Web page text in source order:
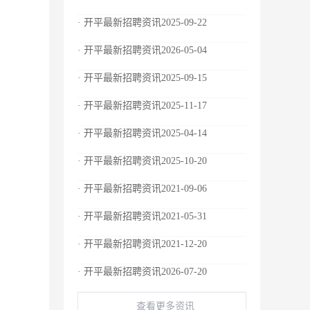
· 开平最新招聘资讯2025-09-22
· 开平最新招聘资讯2026-05-04
· 开平最新招聘资讯2025-09-15
· 开平最新招聘资讯2025-11-17
· 开平最新招聘资讯2025-04-14
· 开平最新招聘资讯2025-10-20
· 开平最新招聘资讯2021-09-06
· 开平最新招聘资讯2021-05-31
· 开平最新招聘资讯2021-12-20
· 开平最新招聘资讯2026-07-20
查看更多资讯